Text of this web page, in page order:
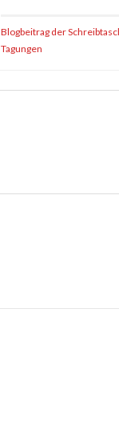
Blogbeitrag der
Tagungen